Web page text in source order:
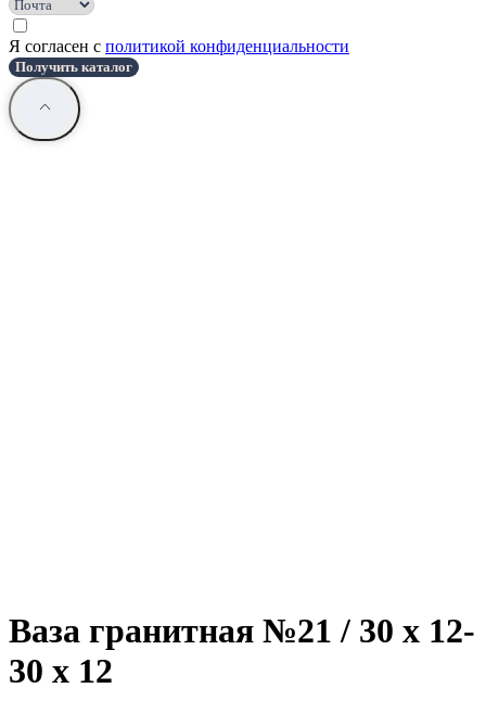
Я согласен с политикой конфиденциальности
Получить каталог
Ваза гранитная №21 / 30 х 12-
30 х 12